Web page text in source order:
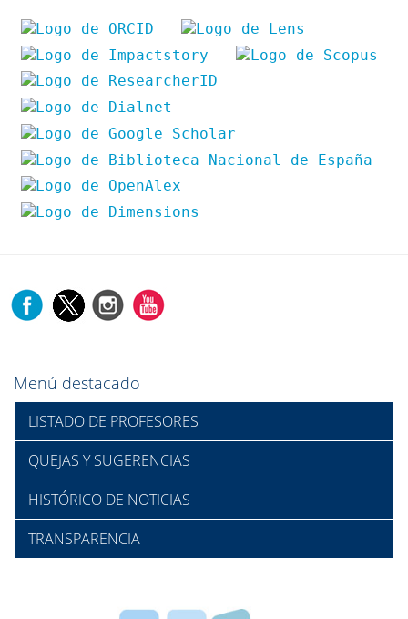
Menú destacado
LISTADO DE PROFESORES
QUEJAS Y SUGERENCIAS
HISTÓRICO DE NOTICIAS
TRANSPARENCIA